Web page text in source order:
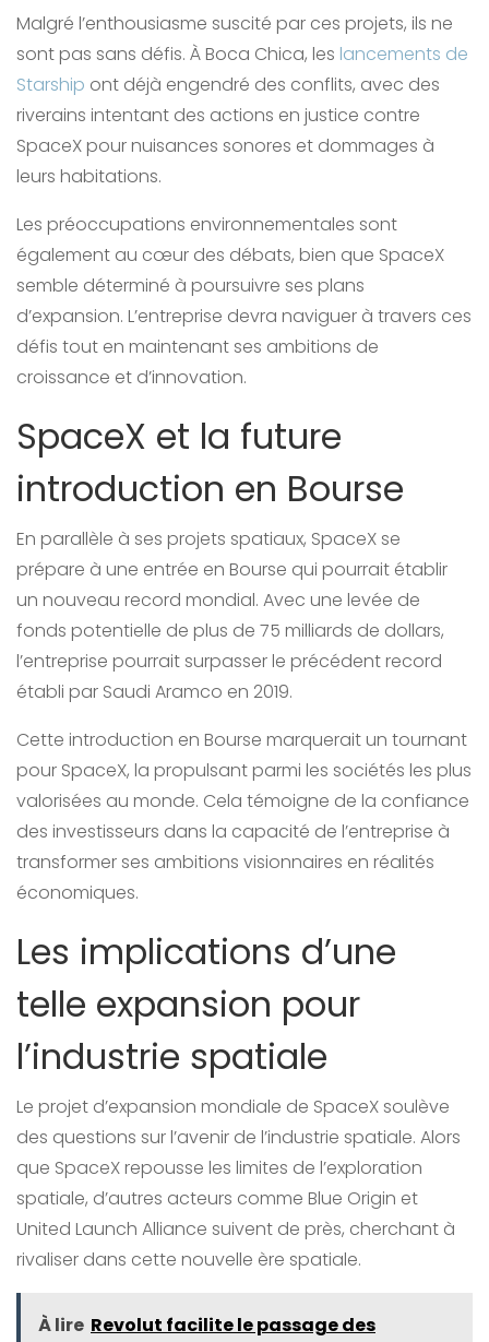
Malgré l’enthousiasme suscité par ces projets, ils ne
sont pas sans défis. À Boca Chica, les lancements de
Starship ont déjà engendré des conflits, avec des
riverains intentant des actions en justice contre
SpaceX pour nuisances sonores et dommages à
leurs habitations.
Les préoccupations environnementales sont
également au cœur des débats, bien que SpaceX
semble déterminé à poursuivre ses plans
d’expansion. L’entreprise devra naviguer à travers ces
défis tout en maintenant ses ambitions de
croissance et d’innovation.
SpaceX et la future
introduction en Bourse
En parallèle à ses projets spatiaux, SpaceX se
prépare à une entrée en Bourse qui pourrait établir
un nouveau record mondial. Avec une levée de
fonds potentielle de plus de 75 milliards de dollars,
l’entreprise pourrait surpasser le précédent record
établi par Saudi Aramco en 2019.
Cette introduction en Bourse marquerait un tournant
pour SpaceX, la propulsant parmi les sociétés les plus
valorisées au monde. Cela témoigne de la confiance
des investisseurs dans la capacité de l’entreprise à
transformer ses ambitions visionnaires en réalités
économiques.
Les implications d’une
telle expansion pour
l’industrie spatiale
Le projet d’expansion mondiale de SpaceX soulève
des questions sur l’avenir de l’industrie spatiale. Alors
que SpaceX repousse les limites de l’exploration
spatiale, d’autres acteurs comme Blue Origin et
United Launch Alliance suivent de près, cherchant à
rivaliser dans cette nouvelle ère spatiale.
À lire Revolut facilite le passage des